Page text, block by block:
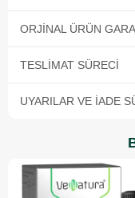
ORJINAL ÜRÜN
TESLIMAT SÜRECI
UYARILAR VE İADE